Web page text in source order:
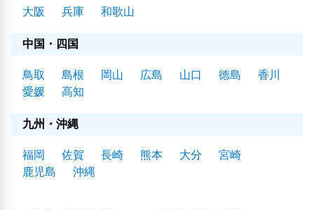
大阪 兵庫 和歌山
中国・四国
鳥取 島根 岡山 広島 山口 徳島
香川
愛媛
高知
九州・沖縄
福岡 佐賀 長崎 熊本 大分
宮崎
鹿児島
沖縄